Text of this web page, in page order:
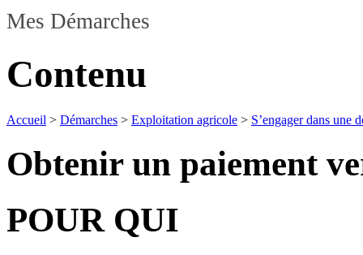
Mes Démarches
Contenu
Accueil > Démarches > Exploitation agricole > S’engager dans une
Obtenir un paiement
POUR QUI